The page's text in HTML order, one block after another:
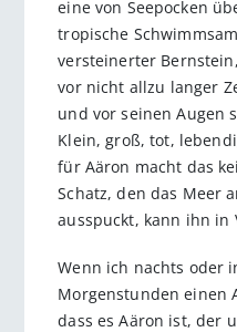
eine von Seepocken
tropische
versteinerter
vor nicht allzu langer
und vor seinen Augen
Klein, groß, tot,
für Aäron macht das
Schatz, den das Meer
ausspuckt, kann ihn in
Wenn ich nachts oder
Morgenstunden einen
dass es Aäron ist, der